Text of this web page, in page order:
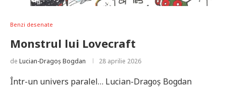
Benzi desenate
Monstrul lui Lovecraft
de Lucian-Dragoș Bogdan 28 aprilie 2026
Într-un univers paralel… Lucian-Dragoș Bogdan